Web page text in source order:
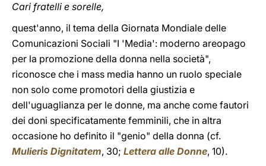
Cari fratelli e sorelle,
quest'anno, il tema della Giornata Mondiale delle
Comunicazioni Sociali "I 'Media': moderno areopago
per la promozione della donna nella società",
riconosce che i mass media hanno un ruolo speciale
non solo come promotori della giustizia e
dell'uguaglianza per le donne, ma anche come fautori
dei doni specificatamente femminili, che in altra
occasione ho definito il "genio" della donna (cf.
Mulieris Dignitatem, 30; Lettera alle Donne, 10).